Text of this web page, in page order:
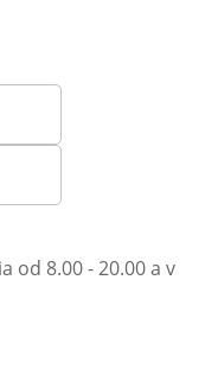
od 8.00 - 20.00 a v